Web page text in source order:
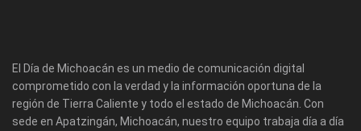
El Día de Michoacán es un medio de comunicación digital
comprometido con la verdad y la información oportuna de la
región de Tierra Caliente y todo el estado de Michoacán. Con
sede en Apatzingán, Michoacán, nuestro equipo trabaja día a día